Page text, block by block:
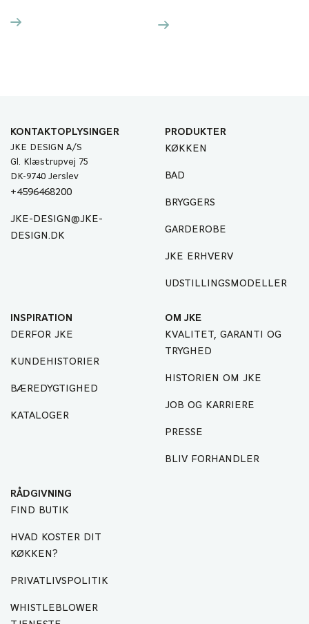
bordplade.
KONTAKTOPLYSINGER
JKE DESIGN A/S
Gl. Klæstrupvej 75
DK-9740 Jerslev
+4596468200
JKE-DESIGN@JKE-
DESIGN.DK
PRODUKTER
KØKKEN
BAD
BRYGGERS
GARDEROBE
JKE ERHVERV
UDSTILLINGSMODELLER
INSPIRATION
DERFOR JKE
KUNDEHISTORIER
BÆREDYGTIGHED
KATALOGER
OM JKE
KVALITET, GARANTI OG
TRYGHED
HISTORIEN OM JKE
JOB OG KARRIERE
PRESSE
BLIV FORHANDLER
RÅDGIVNING
FIND BUTIK
HVAD KOSTER DIT
KØKKEN?
PRIVATLIVSPOLITIK
WHISTLEBLOWER